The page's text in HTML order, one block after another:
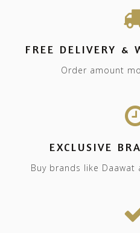
FREE DELIVERY &
Order amount
EXCLUSIVE
Buy brands like Daawat